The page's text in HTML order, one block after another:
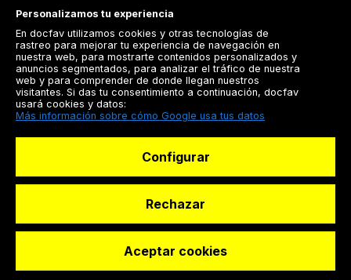
Solicitar reserva
Registrarse
Docfav
© Dashboard Technologies S.L
Personalizamos tu experiencia
En docfav utilizamos cookies y otras tecnologías de
rastreo para mejorar tu experiencia de navegación en
nuestra web, para mostrarte contenidos personalizados y
anuncios segmentados, para analizar el tráfico de nuestra
web y para comprender de donde llegan nuestros
visitantes. Si das tu consentimiento a continuación, docfav
usará cookies y datos:
Más información sobre cómo Google usa tus datos
Configurar
Rechazar
Aceptar cookies